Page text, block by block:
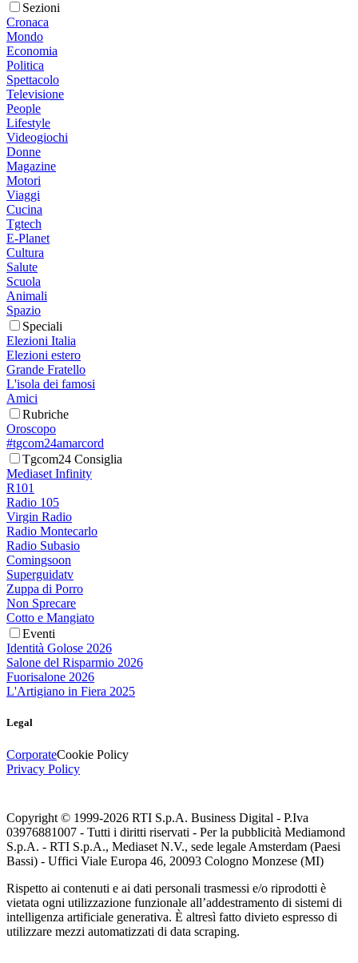
Sezioni
Cronaca
Mondo
Economia
Politica
Spettacolo
Televisione
People
Lifestyle
Videogiochi
Donne
Magazine
Motori
Viaggi
Cucina
Tgtech
E-Planet
Cultura
Salute
Scuola
Animali
Spazio
Speciali
Elezioni Italia
Elezioni estero
Grande Fratello
L'isola dei famosi
Amici
Rubriche
Oroscopo
#tgcom24amarcord
Tgcom24 Consiglia
Mediaset Infinity
R101
Radio 105
Virgin Radio
Radio Montecarlo
Radio Subasio
Comingsoon
Superguidatv
Zuppa di Porro
Non Sprecare
Cotto e Mangiato
Eventi
Identità Golose 2026
Salone del Risparmio 2026
Fuorisalone 2026
L'Artigiano in Fiera 2025
Legal
CorporateCookie Policy
Privacy Policy
Copyright © 1999-2026 RTI S.p.A. Business Digital - P.Iva
03976881007 - Tutti i diritti riservati - Per la pubblicità Mediamond
S.p.A. - RTI S.p.A., Mediaset N.V., sede legale Amsterdam (Paesi
Bassi) - Uffici Viale Europa 46, 20093 Cologno Monzese (MI)
Rispetto ai contenuti e ai dati personali trasmessi e/o riprodotti è
vietata ogni utilizzazione funzionale all’addestramento di sistemi di
intelligenza artificiale generativa. È altresì fatto divieto espresso di
utilizzare mezzi automatizzati di data scraping.